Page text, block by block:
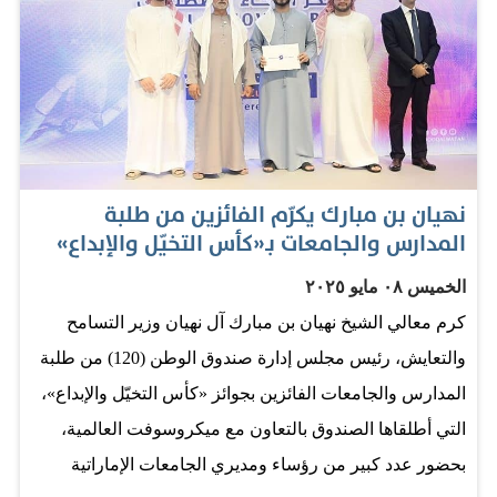
الأردنيين وأبناء الجالية الأردنية المقيمين في الدولة. وعبّر
الحضور عن بالغ تقديرهم لمشاركة معالي الشيخ نهيان بن
مبارك آل نهيان في الاحتفال، لما تحمله من رمزية عالية
ورسالة تضامن ومحبة تعكس المكانة الخاصة التي تحظى بها
الجالية الأردنية في دولة الإمارات، والدور الإيجابي الذي تلعبه
في دعم مسيرة التنمية الاقتصادية والاجتماعية والثقافية في
الدولة. من جانبه، وجّه محمد المعايطة، رئيس مجلس رجال
الأعمال الأردني الإماراتي، جزيل الشكره إلى معالي الشيخ
نهيان بن مبارك آل نهيان على حضوره ومشاركة أبناء الجالية
الأردنية فرحتهم بهذه المناسبة الغالية، معتبرًا أن هذه
المشاركة الرفيعة تعبّر عن التقدير الكبير الذي تكنه دولة
الإمارات للشعب الأردني، وتعكس عمق الشراكة الأخوية
والتجارية بين البلدين. وشهدت الفعالية تكريمًا من معالي
الشيخ نهيان بن مبارك آل نهيان ، لعدد…
نهيان بن مبارك يكرّم الفائزين من طلبة
المدارس والجامعات بـ«كأس التخيّل والإبداع»
الخميس ٠٨ مايو ٢٠٢٥
كرم معالي الشيخ نهيان بن مبارك آل نهيان وزير التسامح
والتعايش، رئيس مجلس إدارة صندوق الوطن (120) من طلبة
المدارس والجامعات الفائزين بجوائز «كأس التخيّل والإبداع»،
التي أطلقاها الصندوق بالتعاون مع ميكروسوفت العالمية،
بحضور عدد كبير من رؤساء ومديري الجامعات الإماراتية